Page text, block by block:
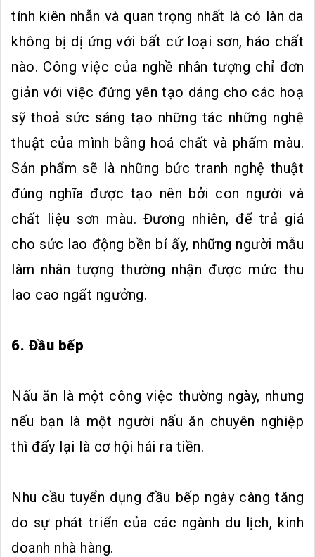
tính kiên nhẫn và quan trọng nhất là có làn da
không bị dị ứng với bất cứ loại sơn, háo chất
nào. Công việc của nghề nhân tượng chỉ đơn
giản với việc đứng yên tạo dáng cho các hoạ
sỹ thoả sức sáng tạo những tác những nghệ
thuật của mình bằng hoá chất và phẩm màu.
Sản phẩm sẽ là những bức tranh nghệ thuật
đúng nghĩa được tạo nên bởi con người và
chất liệu sơn màu. Đương nhiên, để trả giá
cho sức lao động bền bỉ ấy, những người mẫu
làm nhân tượng thường nhận được mức thu
lao cao ngất ngưởng.
6. Đầu bếp
Nấu ăn là một công việc thường ngày, nhưng
nếu bạn là một người nấu ăn chuyên nghiệp
thì đấy lại là cơ hội hái ra tiền.
Nhu cầu tuyển dụng đầu bếp ngày càng tăng
do sự phát triển của các ngành du lịch, kinh
doanh nhà hàng.